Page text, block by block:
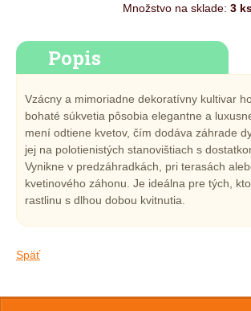
Množstvo na sklade: 3
Popis
Vzácny a mimoriadne dekoratívny kultivar
bohaté súkvetia pôsobia elegantne a
mení odtiene kvetov, čím dodáva záhrade
jej na polotienistých stanovištiach s
Vynikne v predzáhradkách, pri terasách
kvetinového záhonu. Je ideálna pre tých,
rastlinu s dlhou dobou kvitnutia.
Späť